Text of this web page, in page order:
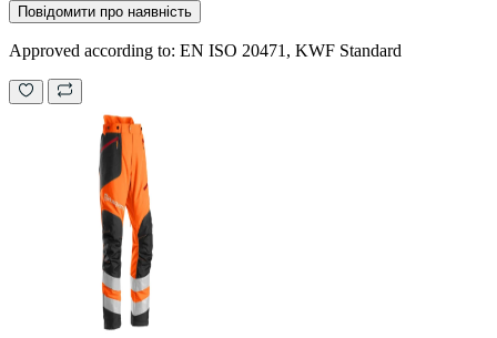
Повідомити про наявність
Approved according to: EN ISO 20471, KWF Standard